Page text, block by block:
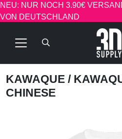
NEU: NUR NOCH 3.90€
VON DEUTSCHLAND
KAWAQUE /
CHINESE